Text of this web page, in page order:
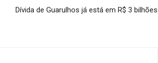
Dívida de Guarulhos já está em R$ 3 bilhões